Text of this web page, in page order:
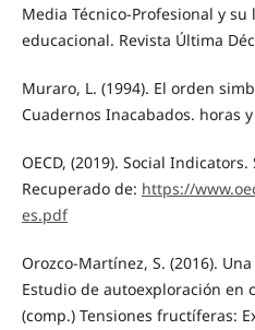
Media Técnico-Profesional y
educacional. Revista Última
Muraro, L. (1994). El orden
Cuadernos Inacabados. horas y
OECD, (2019). Social
Recuperado de: https://
es.pdf
Orozco-Martínez, S. (2016).
Estudio de autoexploración en
(comp.) Tensiones fructíferas: